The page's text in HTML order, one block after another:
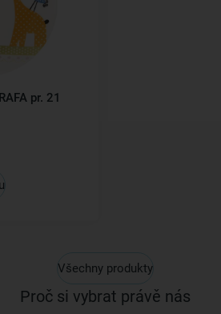
pr. 21
Všechny produkty
Proč si vybrat právě nás